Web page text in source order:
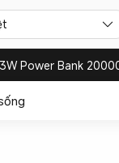
Power Bank